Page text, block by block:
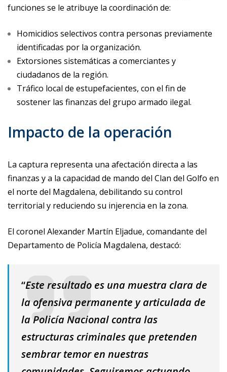
funciones se le atribuye la coordinación de:
Homicidios selectivos contra personas previamente
identificadas por la organización.
Extorsiones sistemáticas a comerciantes y
ciudadanos de la región.
Tráfico local de estupefacientes, con el fin de
sostener las finanzas del grupo armado ilegal.
Impacto de la operación
La captura representa una afectación directa a las
finanzas y a la capacidad de mando del Clan del Golfo en
el norte del Magdalena, debilitando su control
territorial y reduciendo su injerencia en la zona.
El coronel Alexander Martín Eljadue, comandante del
Departamento de Policía Magdalena, destacó:
“Este resultado es una muestra clara de
la ofensiva permanente y articulada de
la Policía Nacional contra las
estructuras criminales que pretenden
sembrar temor en nuestras